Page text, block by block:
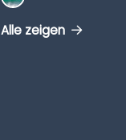
Alle zeigen